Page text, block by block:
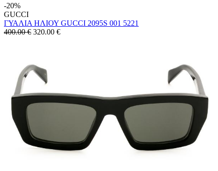
-20%
GUCCI
ΓΥΑΛΙΑ ΗΛΙΟΥ GUCCI 2095S 001 5221
400.00 € 320.00 €